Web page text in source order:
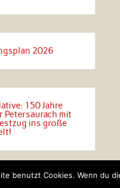
2026
150 Jahre
Petersaurach mit
ins große
.
benutzt Cookies. Wenn du